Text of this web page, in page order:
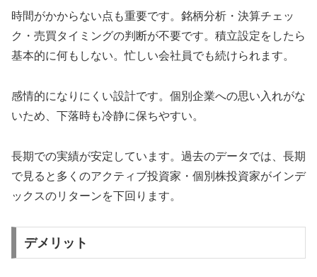
時間がかからない点も重要です。銘柄分析・決算チェッ
ク・売買タイミングの判断が不要です。積立設定をしたら
基本的に何もしない。忙しい会社員でも続けられます。
感情的になりにくい設計です。個別企業への思い入れがな
いため、下落時も冷静に保ちやすい。
長期での実績が安定しています。過去のデータでは、長期
で見ると多くのアクティブ投資家・個別株投資家がインデ
ックスのリターンを下回ります。
デメリット